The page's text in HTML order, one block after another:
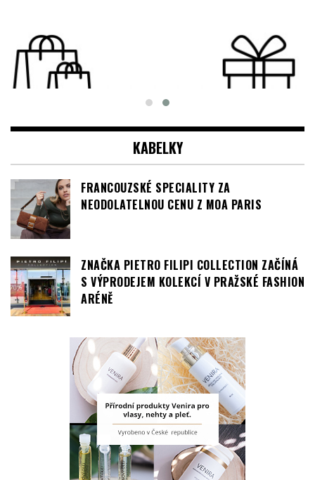
FRANCOUZSKÉ SPECIALITY ZA
NEODOLATELNOU CENU Z MOA PARIS
ZNAČKA PIETRO FILIPI COLLECTION ZAČÍNÁ
S VÝPRODEJEM KOLEKCÍ V PRAŽSKÉ FASHION
ARÉNĚ
FOTOREPORTY